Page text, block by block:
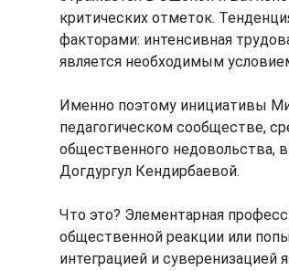
критических отметок.
факторами: интенсивная
является необходимым
Именно поэтому инициативы
педагогическом сообществе,
общественного недовольства,
Догдургул Кендирбаевой.
Что это? Элементарная
общественной реакции или
интеграцией и суверенизацией